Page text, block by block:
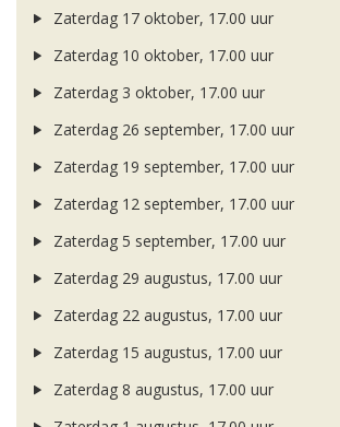
Zaterdag 17 oktober, 17.00 uur
Zaterdag 10 oktober, 17.00 uur
Zaterdag 3 oktober, 17.00 uur
Zaterdag 26 september, 17.00 uur
Zaterdag 19 september, 17.00 uur
Zaterdag 12 september, 17.00 uur
Zaterdag 5 september, 17.00 uur
Zaterdag 29 augustus, 17.00 uur
Zaterdag 22 augustus, 17.00 uur
Zaterdag 15 augustus, 17.00 uur
Zaterdag 8 augustus, 17.00 uur